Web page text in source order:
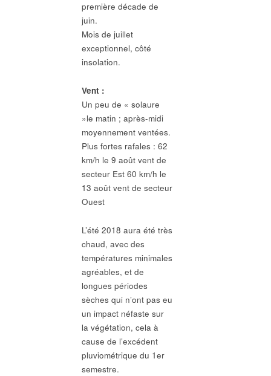
première décade de
juin.
Mois de juillet
exceptionnel, côté
insolation.
Vent :
Un peu de « solaure
»le matin ; après-midi
moyennement ventées.
Plus fortes rafales : 62
km/h le 9 août vent de
secteur Est 60 km/h le
13 août vent de secteur
Ouest
L’été 2018 aura été très
chaud, avec des
températures minimales
agréables, et de
longues périodes
sèches qui n’ont pas eu
un impact néfaste sur
la végétation, cela à
cause de l’excédent
pluviométrique du 1er
semestre.